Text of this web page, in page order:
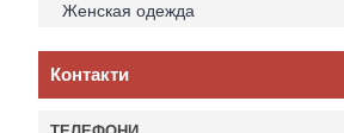
Женская одежда
Контакти